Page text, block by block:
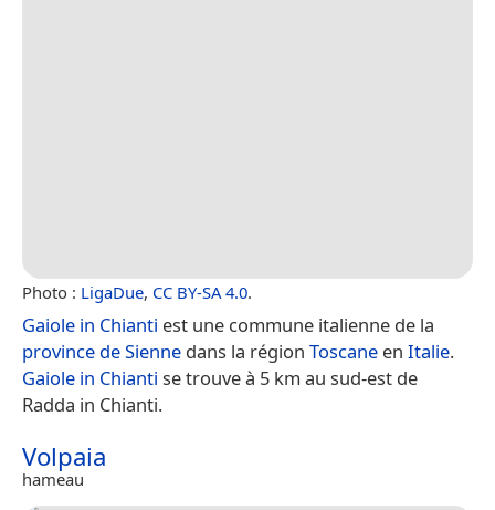
Photo : LigaDue, CC BY-SA 4.0.
Gaiole in Chianti est une commune italienne de la
province de Sienne dans la région Toscane en Italie.
Gaiole in Chianti se trouve à 5 km au sud-est de
Radda in Chianti.
Volpaia
hameau